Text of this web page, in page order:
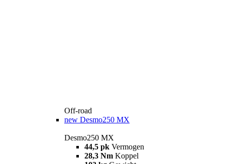
Off-road
new Desmo250 MX
Desmo250 MX
44,5 pk Vermogen
28,3 Nm Koppel